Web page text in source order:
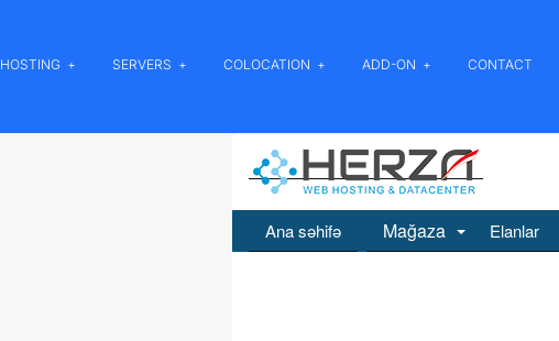
HOSTING SERVERS COLOCATION ADD-ON CONTACT
Ana səhifə Mağaza Elanlar